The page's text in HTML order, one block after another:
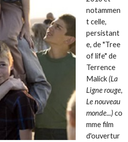
notammen
t celle,
persistant
e, de "Tree
of life" de
Terrence
Malick (La
Ligne rouge,
Le nouveau
monde...)co
mme film
d'ouvertur